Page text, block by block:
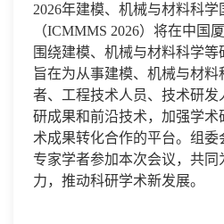
2026年建模、机械与材料科学
（ICMMMS 2026）将在中国厦
围绕建模、机械与材料科学等
旨在为从事建模、机械与材料
者、工程技术人员、技术研发
研成果和前沿技术，加强学术
术成果转化合作的平台。组委
专家学者参加本次会议，共同
力，推动科研学术新发展。